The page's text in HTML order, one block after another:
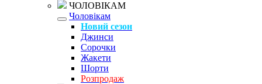
ЧОЛОВІКАМ
Чоловікам
Новий сезон
Джинси
Сорочки
Жакети
Шорти
Розпродаж